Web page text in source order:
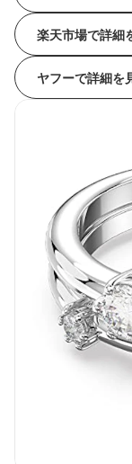
楽天市場で詳細
ヤフーで詳細を